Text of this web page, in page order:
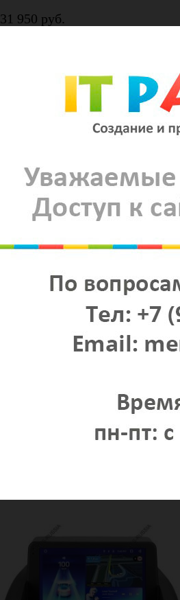
31 950 руб.
Головное устройство Teyes CC2 plus
Android 10, 9" 2.5D стеклянный дисплей,